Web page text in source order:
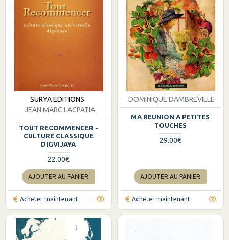
SURYA EDITIONS
JEAN MARC LACPATIA
TOUT RECOMMENCER -
CULTURE CLASSIQUE
DIGVIJAYA
22.00€
AJOUTER AU PANIER
Acheter maintenant
DOMINIQUE DAMBREVILLE
MA REUNION A PETITES
TOUCHES
29.00€
AJOUTER AU PANIER
Acheter maintenant